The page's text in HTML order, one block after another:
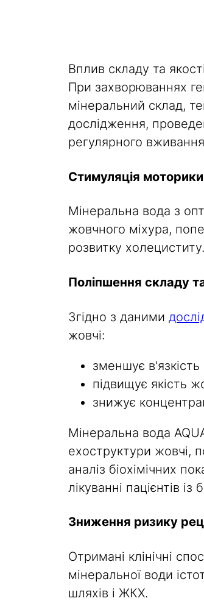
Вплив складу та
При захворюваннях
мінеральний склад,
дослідження,
регулярного
Стимуляція
Мінеральна вода з
жовчного міхура,
розвитку холециститу.
Поліпшення складу
Згідно з даними
жовчі:
зменшує в'язкість
підвищує якість
знижує
Мінеральна вода
ехоструктури жовчі,
аналіз біохімічних
лікуванні пацієнтів
Зниження ризику
Отримані клінічні
мінеральної води
шляхів і ЖКХ.